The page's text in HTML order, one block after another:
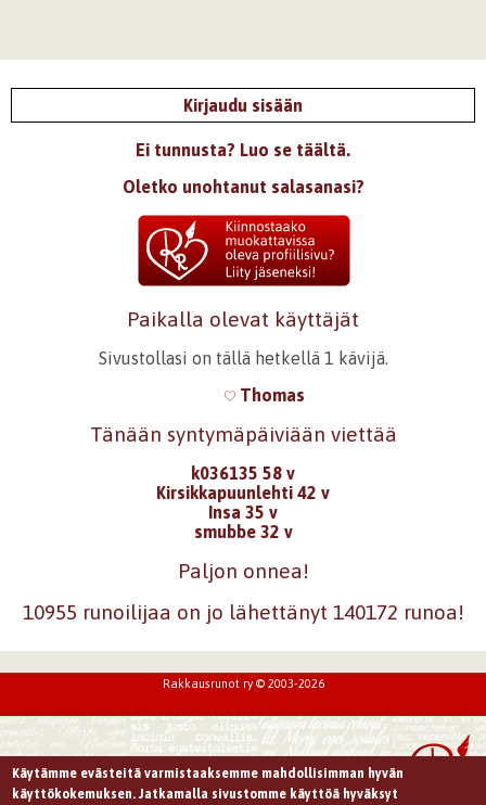
Kirjaudu sisään
Ei tunnusta? Luo se täältä.
Oletko unohtanut salasanasi?
Paikalla olevat käyttäjät
Sivustollasi on tällä hetkellä 1 kävijä.
Thomas
Tänään syntymäpäiviään viettää
k036135 58 v
Kirsikkapuunlehti 42 v
Insa 35 v
smubbe 32 v
Paljon onnea!
10955 runoilijaa on jo lähettänyt 140172 runoa!
Rakkausrunot ry © 2003-2026
Käytämme evästeitä varmistaaksemme mahdollisimman hyvän
käyttökokemuksen. Jatkamalla sivustomme käyttöä hyväksyt